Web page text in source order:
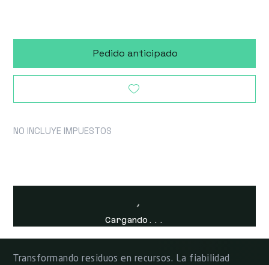
Pedido anticipado
NO INCLUYE IMPUESTOS
Cargando...
Transformando residuos en recursos. La fiabilidad